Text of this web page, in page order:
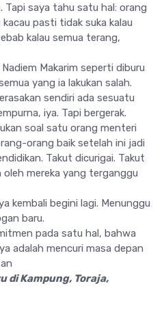
Tapi saya tahu satu hal: orang
pasti tidak suka kalau
kalau semua terang,
Makarim seperti diburu
yang ia lakukan salah.
sendiri ada sesuatu
iya. Tapi bergerak.
soal satu orang menteri
orang baik setelah ini jadi
Takut dicurigai. Takut
oleh mereka yang terganggu
kembali begini lagi. Menunggu
baru.
pada satu hal, bahwa
adalah mencuri masa depan
di Kampung, Toraja,